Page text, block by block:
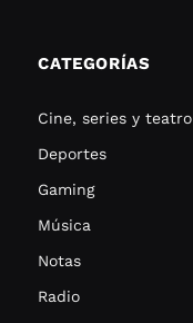
CATEGORÍAS
Cine, series y teatro
Deportes
Gaming
Música
Notas
Radio